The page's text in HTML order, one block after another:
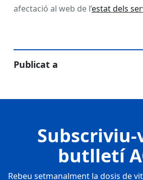
afectació al web de l’estat dels
Publicat a
Subscriviu-
butlletí
Rebeu setmanalment la dosis de